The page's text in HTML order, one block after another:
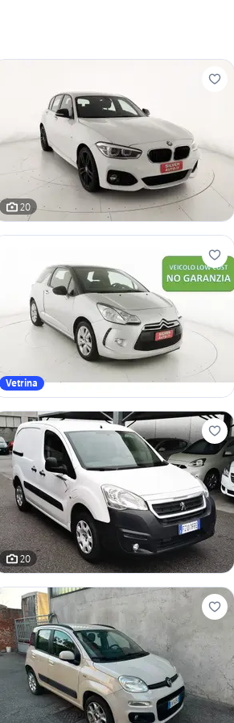
20
Vetrina
20